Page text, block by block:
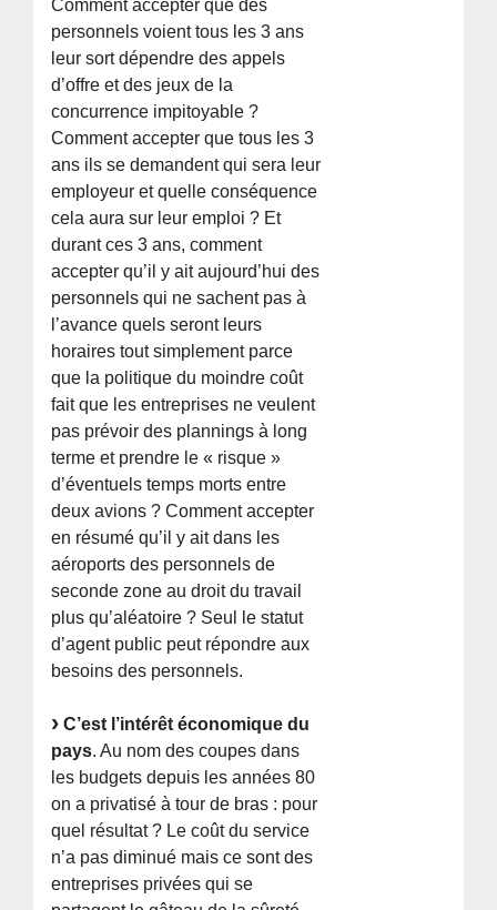
Comment accepter que des
personnels voient tous les 3 ans
leur sort dépendre des appels
d’offre et des jeux de la
concurrence impitoyable ?
Comment accepter que tous les 3
ans ils se demandent qui sera leur
employeur et quelle conséquence
cela aura sur leur emploi ? Et
durant ces 3 ans, comment
accepter qu’il y ait aujourd’hui des
personnels qui ne sachent pas à
l’avance quels seront leurs
horaires tout simplement parce
que la politique du moindre coût
fait que les entreprises ne veulent
pas prévoir des plannings à long
terme et prendre le « risque »
d’éventuels temps morts entre
deux avions ? Comment accepter
en résumé qu’il y ait dans les
aéroports des personnels de
seconde zone au droit du travail
plus qu’aléatoire ? Seul le statut
d’agent public peut répondre aux
besoins des personnels.
C’est l’intérêt économique du
pays. Au nom des coupes dans
les budgets depuis les années 80
on a privatisé à tour de bras : pour
quel résultat ? Le coût du service
n’a pas diminué mais ce sont des
entreprises privées qui se